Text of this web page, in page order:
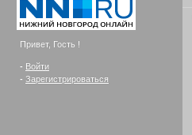
Привет, Гость !
- Войти
- Зарегистрироваться